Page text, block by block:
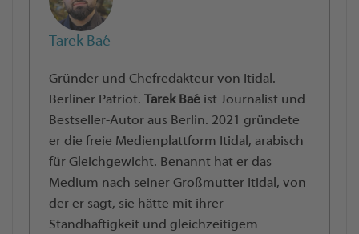
Tarek Baé
Gründer und Chefredakteur von Itidal.
Berliner Patriot. Tarek Baé ist Journalist und
Bestseller-Autor aus Berlin. 2021 gründete
er die freie Medienplattform Itidal, arabisch
für Gleichgewicht. Benannt hat er das
Medium nach seiner Großmutter Itidal, von
der er sagt, sie hätte mit ihrer
Standhaftigkeit und gleichzeitigem